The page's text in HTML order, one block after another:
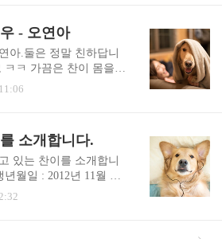
가 자주 다니는 미용실
..
시 쉬어가는 찬이.바닥
에서 쉬라고 올렸더니
입니다. 산책로에서 쉰
책하다 혼자 주차장으
하며 혼자 가는척 했더
니다.신고들어오면 우
와 함께하는 산책길은
- 오연아
아.둘은 정말 친하답니
ㅋㅋ 가끔은 찬이 몸을
요.너무 편안하게 자는
하게 입맞춤까지? 찬이
는 않네요.(사실은 찬이
이가 내 아이가 맞나
죠.연아씨랑만 있음 말
나가면 둘이 열심히 달
답니다.역시 찬이는 상
소개합니다.
있는 찬이를 소개합니
월일 : 2012년 11월 18
사람이 되어가는 댕댕
저를 침대 밖으로 밀러